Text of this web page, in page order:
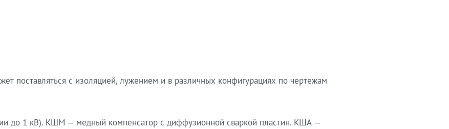
поставляться с изоляцией, лужением и в различных конфигурациях по чертежам
до 1 кВ). КШМ — медный компенсатор с диффузионной сваркой пластин. КША —